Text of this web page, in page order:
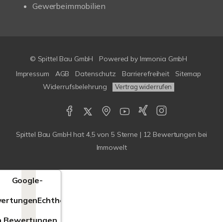
Gewerbeimmobilien
© Spittel Bau GmbH Powered by Immonia GmbH
Impressum
AGB Datenschutz Barrierefreiheit
Sitemap
Widerrufsbelehrung
Vertrag widerrufen
Spittel Bau GmbH hat 4,5 von 5 Sterne | 12 Bewertungen bei
Immowelt
Google-
Echtheit
Bewertungen